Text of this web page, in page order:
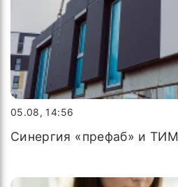
05.08, 14:56
Синергия «префаб» и ТИМ